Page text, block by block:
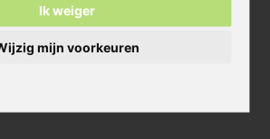
Ik weiger
mijn voorkeuren
002 - Project
under construction